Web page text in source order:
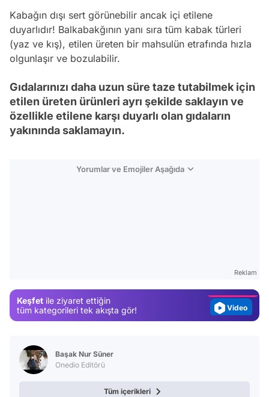
Kabağın dışı sert görünebilir ancak içi etilene
duyarlıdır! Balkabakğının yanı sıra tüm kabak türleri
(yaz ve kış), etilen üreten bir mahsulün etrafında hızla
olgunlaşır ve bozulabilir.
Gıdalarınızı daha uzun süre taze tutabilmek için
etilen üreten ürünleri ayrı şekilde saklayın ve
özellikle etilene karşı duyarlı olan gıdaların
yakınında saklamayın.
Yorumlar ve Emojiler Aşağıda
Reklam
Keşfet ile ziyaret ettiğin
tüm kategorileri tek akışta gör!
Video
Başak Nur Süner
Onedio Editörü
Tüm içerikleri